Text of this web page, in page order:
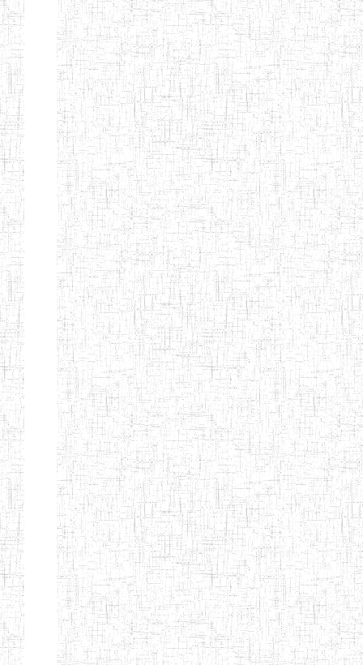
ENIEG
MODERNE
SAINTE MARIE
04/08/2010 ENIEG
ENIEG PRIVEE
BILINGUE LES
BOSONS
04/08/2010 ENIEG
ENIEG BILINGUE
LE NORMALIEN
CITOYEN
01/08/2014 ENIEG
ENIEG BILINGUE
CLAIRE
FONTAINE
03/10/2012 ENIEG
ENIEG BILINGUE
LA COURONNE
25/06/2014 ENIEG
ENIET BILINGUE
LA
PERFORMANCE
06/01/2014 ENIET
ENIET PRIVEE
LES FERMIONS
25/07/2013 ENIET
ENIET PRIVEE DE
L'OUEST
17/04/2014 ENIET